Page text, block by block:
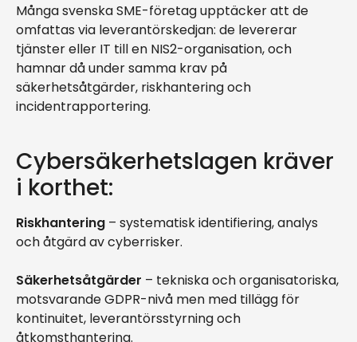
Många svenska SME-företag upptäcker att de
omfattas via leverantörskedjan: de levererar
tjänster eller IT till en NIS2-organisation, och
hamnar då under samma krav på
säkerhetsåtgärder, riskhantering och
incidentrapportering.
Cybersäkerhetslagen kräver
i korthet:
Riskhantering – systematisk identifiering, analys
och åtgärd av cyberrisker.
Säkerhetsåtgärder – tekniska och organisatoriska,
motsvarande GDPR-nivå men med tillägg för
kontinuitet, leverantörsstyrning och
åtkomsthantering.